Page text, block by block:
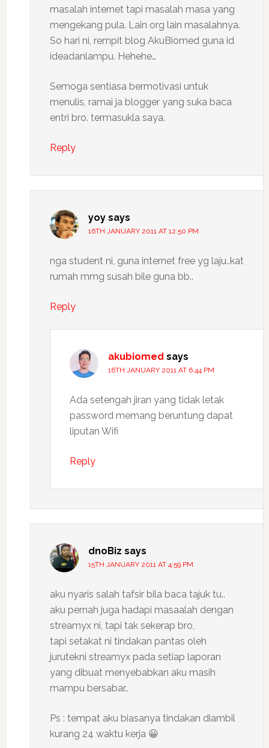
masalah internet tapi masalah masa yang
mengekang pula. Lain org lain masalahnya.
So hari ni, rempit blog AkuBiomed guna id
ideadanlampu. Hehehe…
Semoga sentiasa bermotivasi untuk
menulis, ramai ja blogger yang suka baca
entri bro. termasukla saya.
Reply
yoy says
16TH JANUARY 2011 AT 12:50 PM
nga student ni, guna internet free yg laju..kat
rumah mmg susah bile guna bb..
Reply
akubiomed says
16TH JANUARY 2011 AT 6:44 PM
Ada setengah jiran yang tidak letak
password memang beruntung dapat
liputan Wifi
Reply
dnoBiz says
15TH JANUARY 2011 AT 4:59 PM
aku nyaris salah tafsir bila baca tajuk tu..
aku pernah juga hadapi masaalah dengan
streamyx ni, tapi tak sekerap bro,
tapi setakat ni tindakan pantas oleh
jurutekni streamyx pada setiap laporan
yang dibuat menyebabkan aku masih
mampu bersabar..
Ps : tempat aku biasanya tindakan diambil
kurang 24 waktu kerja 😀